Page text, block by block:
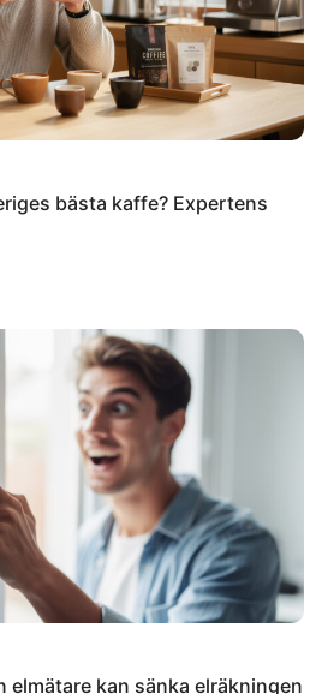
bästa kaffe? Expertens
elmätare kan sänka elräkningen